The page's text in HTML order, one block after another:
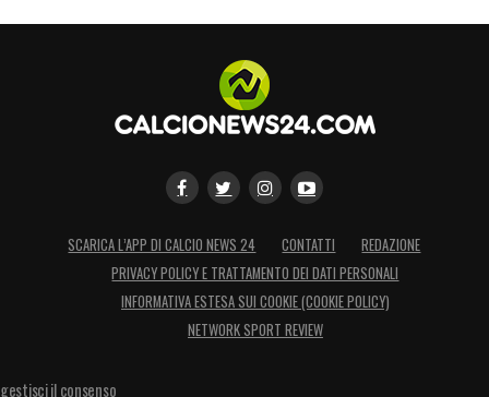
SCARICA L’APP DI CALCIO NEWS 24 CONTATTI
REDAZIONE
PRIVACY POLICY E TRATTAMENTO DEI DATI PERSONALI
INFORMATIVA ESTESA SUI COOKIE (COOKIE POLICY)
NETWORK SPORT REVIEW
gestisci il consenso